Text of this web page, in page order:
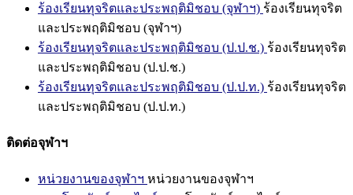
ร้องเรียนทุจริตและประพฤติมิชอบ (จุฬาฯ) ร้องเรียนทุจริต
และประพฤติมิชอบ (จุฬาฯ)
ร้องเรียนทุจริตและประพฤติมิชอบ (ป.ป.ช.) ร้องเรียนทุจริต
และประพฤติมิชอบ (ป.ป.ช.)
ร้องเรียนทุจริตและประพฤติมิชอบ (ป.ป.ท.) ร้องเรียนทุจริต
และประพฤติมิชอบ (ป.ป.ท.)
ติดต่อจุฬาฯ
หน่วยงานของจุฬาฯ หน่วยงานของจุฬาฯ